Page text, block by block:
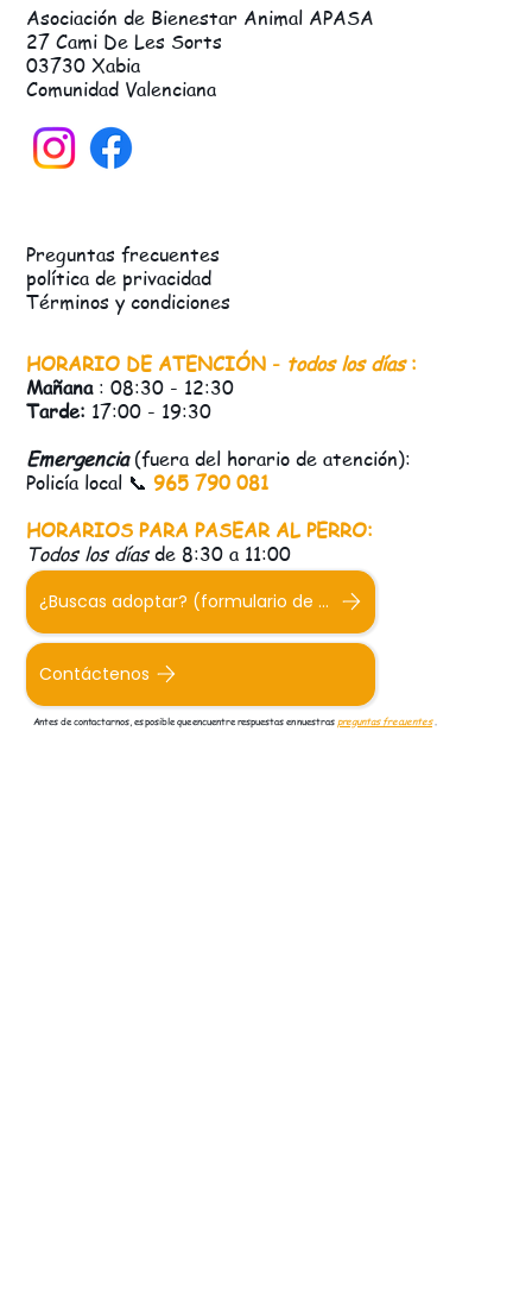
APASA
Asociación de Bienestar Animal APASA
03730 Xabia
Comunidad Valenciana
Mañana: 08:30 - 12:30
Tarde:17:00 - 19:30
Emergencia(fuera del horario de atención):
Policía local 📞965 790 081
HORARIOS PARA PASEAR AL PERRO:
Todos los días de 8:30 a 11:00
política de privacidad
Términos y condiciones